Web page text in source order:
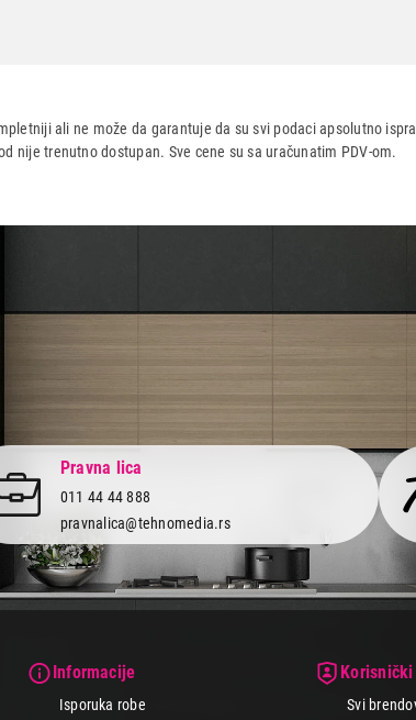
ali ne može da garantuje da su svi podaci apsolutno
nije trenutno dostupan. Sve cene su sa uračunatim PDV-om.
Pravna lica
011 44 44 888
pravnalica@tehnomedia.rs
Informacije
Isporuka robe Svi